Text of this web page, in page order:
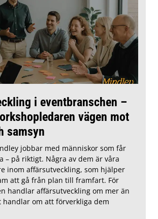
i eventbranschen –
vägen mot
samsyn
jobbar med människor som får
– på riktigt. Några av dem är våra
inom affärsutveckling, som hjälper
att gå från plan till framfart. För
handlar affärsutveckling om mer än
handlar om att förverkliga dem